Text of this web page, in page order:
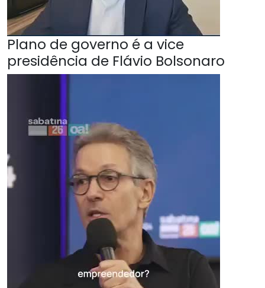
Plano de governo é a vice
presidência de Flávio Bolsonaro